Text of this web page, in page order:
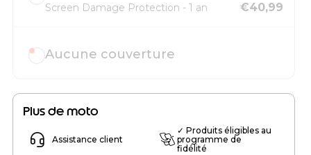
Screen Damage Protection - 1 an
€40,99
Aucune couverture
Plus de moto
Assistance client
✓ Produits éligibles au
programme de
fidélité